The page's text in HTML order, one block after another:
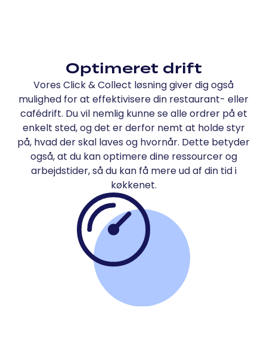
Optimeret drift
Vores Click & Collect løsning giver dig også
mulighed for at effektivisere din restaurant- eller
cafédrift. Du vil nemlig kunne se alle ordrer på et
enkelt sted, og det er derfor nemt at holde styr
på, hvad der skal laves og hvornår. Dette betyder
også, at du kan optimere dine ressourcer og
arbejdstider, så du kan få mere ud af din tid i
køkkenet.